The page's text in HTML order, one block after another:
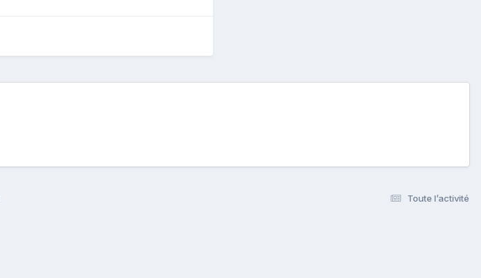
Toute l’activité